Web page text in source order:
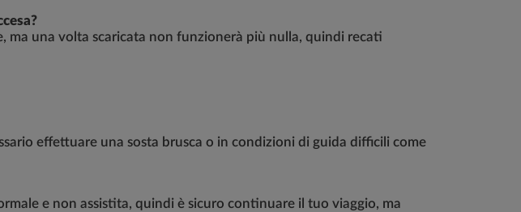
ma una volta scaricata non funzionerà più nulla, quindi recati
effettuare una sosta brusca o in condizioni di guida difficili come
e non assistita, quindi è sicuro continuare il tuo viaggio, ma